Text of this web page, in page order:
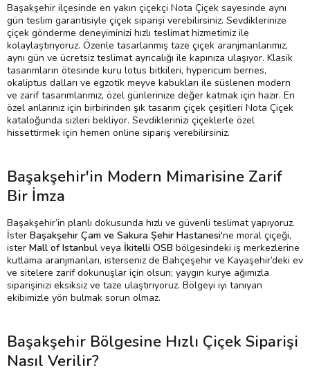
Başakşehir ilçesinde en yakın çiçekçi Nota Çiçek sayesinde aynı
gün teslim garantisiyle çiçek siparişi verebilirsiniz. Sevdiklerinize
çiçek gönderme deneyiminizi hızlı teslimat hizmetimiz ile
kolaylaştırıyoruz. Özenle tasarlanmış taze çiçek aranjmanlarımız,
aynı gün ve ücretsiz teslimat ayrıcalığı ile kapınıza ulaşıyor. Klasik
tasarımların ötesinde kuru lotus bitkileri, hypericum berries,
okaliptus dalları ve egzotik meyve kabukları ile süslenen modern
ve zarif tasarımlarımız, özel günlerinize değer katmak için hazır. En
özel anlarınız için birbirinden şık tasarım çiçek çeşitleri Nota Çiçek
kataloğunda sizleri bekliyor. Sevdiklerinizi çiçeklerle özel
hissettirmek için hemen online sipariş verebilirsiniz.
Başakşehir'in Modern Mimarisine Zarif
Bir İmza
Başakşehir’in planlı dokusunda hızlı ve güvenli teslimat yapıyoruz.
İster Başakşehir Çam ve Sakura Şehir Hastanesi'ne moral çiçeği,
ister Mall of Istanbul veya İkitelli OSB bölgesindeki iş merkezlerine
kutlama aranjmanları, isterseniz de Bahçeşehir ve Kayaşehir’deki ev
ve sitelere zarif dokunuşlar için olsun; yaygın kurye ağımızla
siparişinizi eksiksiz ve taze ulaştırıyoruz. Bölgeyi iyi tanıyan
ekibimizle yön bulmak sorun olmaz.
Başakşehir Bölgesine Hızlı Çiçek Siparişi
Nasıl Verilir?